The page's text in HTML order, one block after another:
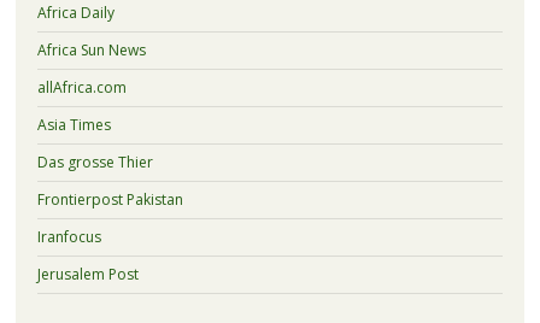
Africa Daily
Africa Sun News
allAfrica.com
Asia Times
Das grosse Thier
Frontierpost Pakistan
Iranfocus
Jerusalem Post